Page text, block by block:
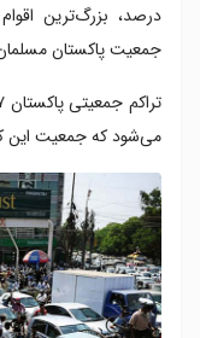
جمعیت پاکستان
می‌شود که جمعیت این کشور